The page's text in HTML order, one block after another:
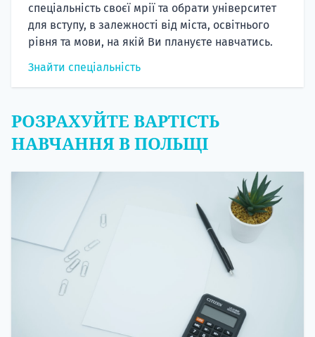
спеціальність своєї мрії та обрати університет
для вступу, в залежності від міста, освітнього
рівня та мови, на якій Ви плануєте навчатись.
Знайти спеціальність
РОЗРАХУЙТЕ ВАРТІСТЬ
НАВЧАННЯ В ПОЛЬЩІ